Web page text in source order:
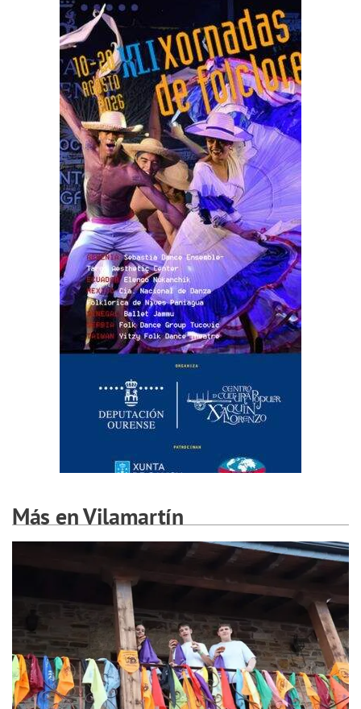
Más en Vilamartín